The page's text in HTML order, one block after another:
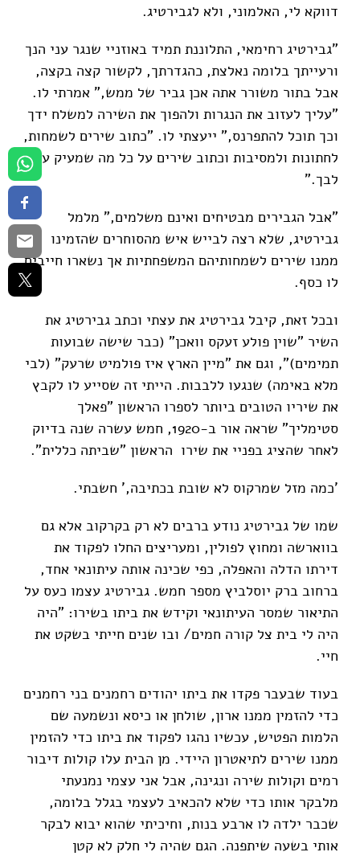
דווקא לי, האלמוני, ולא לגבירטיג.
"גבירטיג רחימאי, התלוננת תמיד באוזניי שנגר עני הנך
ורעייתך בלומה נאלצת, כהגדרתך, לקשור קצה בקצה,
אבל בתור משורר אתה אכן גביר של ממש," אמרתי לו.
"עליך לעזוב את הנגרות ולהפוך את השירה למשלח ידך
וכך תוכל להתפרנס," ייעצתי לו. "כתוב שירים לשמחות,
לחתונות ולמסיבות וכתוב שירים על כל מה שמעיק על
לבך."
"אבל הגבירים מבטיחים ואינם משלמים," מלמל
גבירטיג, שלא רצה לבייש איש מהסוחרים שהזמינו
ממנו שירים לשמחותיהם המשפחתיות אך נשארו חייבים
לו כסף.
ובכל זאת, קיבל גבירטיג את עצתי וכתב גבירטיג את
השיר "שוין פולע זעקס וואכן" (כבר שישה שבועות
תמימים)", וגם את "מיין הארץ איז פולמיט שרעק" (לבי
מלא באימה) שנגעו ללבבות. הייתי זה שסייע לו לקבץ
את שיריו הטובים ביותר לספרו הראשון "פאלך
סטימליך" שראה אור ב-1920, חמש עשרה שנה בדיוק
לאחר שהציג בפניי את שירו הראשון "שביתה כללית".
'כמה מזל שמרקוס לא שובת בכתיבה,' חשבתי.
שמו של גבירטיג נודע ברבים לא רק בקרקוב אלא גם
בווארשה ומחוץ לפולין, ומעריצים החלו לפקוד את
דירתו הדלה והאפלה, כפי שכינה אותה עיתונאי אחד,
ברחוב ברק יוסלביץ מספר חמש. גבירטיג עצמו כעס על
התיאור שמסר העיתונאי וקידש את ביתו בשירו: "היה
היה לי בית צל קורה חמים/ ובו שנים חייתי בשקט את
חיי.
בעוד שבעבר פקדו את ביתו יהודים רחמנים בני רחמנים
כדי להזמין ממנו ארון, שולחן או כיסא ונשמעה שם
הלמות הפטיש, עכשיו נהגו לפקוד את ביתו כדי להזמין
ממנו שירים לתיאטרון היידי. מן הבית עלו קולות דיבור
רמים וקולות שירה ונגינה, אבל אני עצמי נמנעתי
מלבקר אותו כדי שלא להכאיב לעצמי בגלל בלומה,
שכבר ילדה לו ארבע בנות, וחיכיתי שהוא יבוא לבקר
אותי בשעה שיתפנה. הגם שהיה לי חלק לא קטן